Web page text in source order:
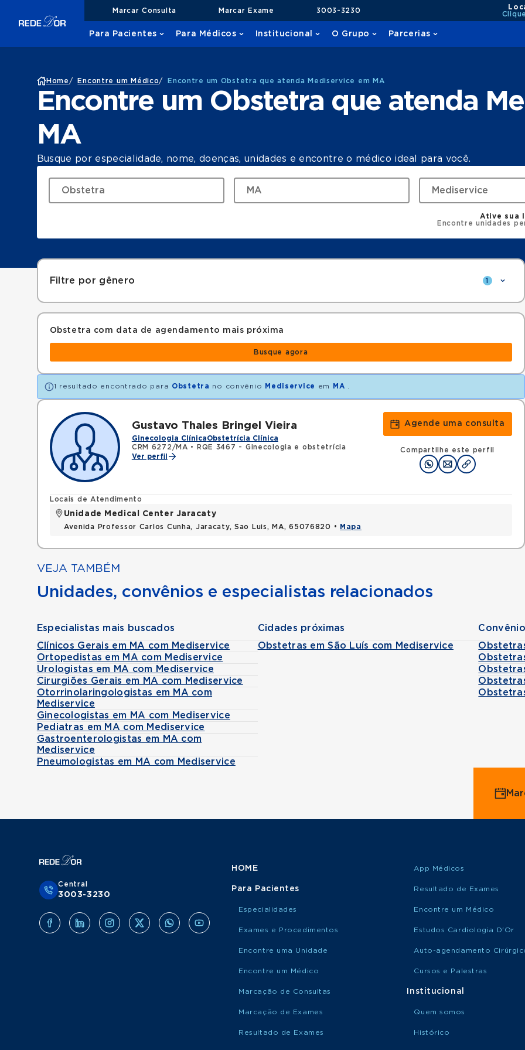
Marcar Consulta Marcar Exame 3003-3230
Para Pacientes Para Médicos Institucional O Grupo Parcerias
Home / Encontre um Médico/ Encontre um Obstetra que atenda Mediservice em MA
Encontre um Obstetra que atenda
MA
Busque por especialidade, nome, doenças, unidades e encontre o médico ideal para você.
Ative sua
Encontre unidades
Filtre por gênero 1
Obstetra com data de agendamento mais próxima
Busque agora
1 resultado encontrado para Obstetra no convênio Mediservice em MA
Gustavo Thales Bringel Vieira
Ginecologia ClínicaObstetrícia Clínica
CRM 6272/MA •
RQE 3467 - Ginecologia e obstetrícia
Ver perfil
Agende uma consulta
Compartilhe este perfil
Locais de Atendimento
Unidade Medical Center Jaracaty
Avenida Professor Carlos Cunha, Jaracaty, Sao Luis, MA, 65076820 • Mapa
VEJA TAMBÉM
Unidades, convênios e especialistas relacionados
Especialistas mais buscados
Clínicos Gerais em MA com Mediservice
Ortopedistas em MA com Mediservice
Urologistas em MA com Mediservice
Cirurgiões Gerais em MA com Mediservice
Otorrinolaringologistas em MA com
Mediservice
Ginecologistas em MA com Mediservice
Pediatras em MA com Mediservice
Gastroenterologistas em MA com
Mediservice
Pneumologistas em MA com Mediservice
Cidades próximas
Obstetras em São Luís com Mediservice
Central
3003-3230
HOME
Para Pacientes
Especialidades
Exames e Procedimentos
Encontre uma Unidade
Encontre um Médico
Marcação de Consultas
Marcação de Exames
Resultado de Exames
App Médicos
Resultado de Exames
Encontre um Médico
Estudos Cardiologia D'Or
Auto-agendamento
Cursos e Palestras
Institucional
Quem somos
Histórico